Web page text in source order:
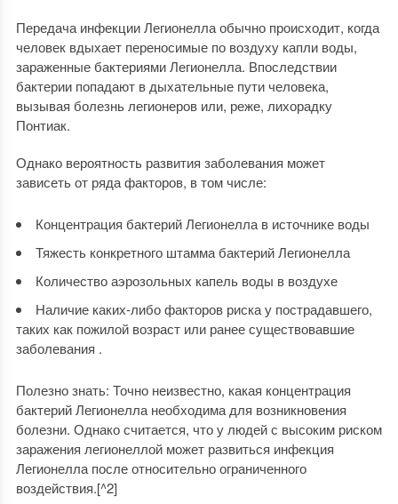
Передача инфекции Легионелла обычно происходит, когда
человек вдыхает переносимые по воздуху капли воды,
зараженные бактериями Легионелла. Впоследствии
бактерии попадают в дыхательные пути человека,
вызывая болезнь легионеров или, реже, лихорадку
Понтиак.
Однако вероятность развития заболевания может
зависеть от ряда факторов, в том числе:
Концентрация бактерий Легионелла в источнике воды
Тяжесть конкретного штамма бактерий Легионелла
Количество аэрозольных капель воды в воздухе
Наличие каких-либо факторов риска у пострадавшего,
таких как пожилой возраст или ранее существовавшие
заболевания .
Полезно знать: Точно неизвестно, какая концентрация
бактерий Легионелла необходима для возникновения
болезни. Однако считается, что у людей с высоким риском
заражения легионеллой может развиться инфекция
Легионелла после относительно ограниченного
воздействия.[^2]